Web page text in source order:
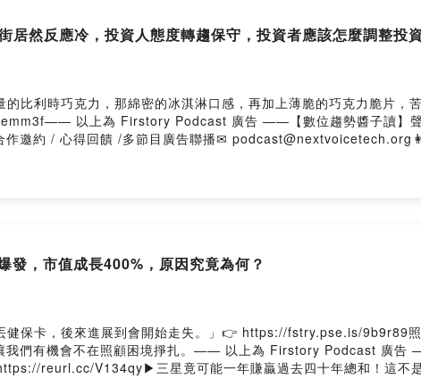
居然反應冷，投資人態度轉趨保守，投資者應該怎麼調整投
比利時巧克力，那綿密的冰淇淋口感，再加上薄脆的巧克力脆片，
以上為 Firstory Podcast 廣告 ——【數位趨勢醬子讀】聲
邀約 / 心得回饋 /多節目廣告聯播✉
ckr5wfof8c3ae0812hmo07tzj/commentsPowered by Firstory
發，市值成長400%，原因究竟為何？
健保卡，後來進展到會開始走失。」👉 https://fstry.pse.is/9b9r89
我們有機會不在照顧困境掙扎。—— 以上為 Firstory Podcast 廣告
reurl.cc/V134qy▶三星竟可能一年賺贏過去四十年總和！這不